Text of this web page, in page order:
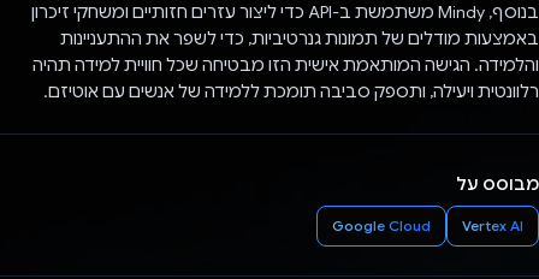
בנוסף, Mindy משתמשת ב-API כדי ליצור עזרים חזותיים ומשחקי זיכרון
באמצעות מודלים של תמונות גנרטיביות, כדי לשפר את ההתעניינות
והלמידה. הגישה המותאמת אישית הזו מבטיחה שכל חוויית למידה תהיה
רלוונטית ויעילה, ותספק סביבה תומכת ללמידה של אנשים עם אוטיזם.
מבוסס על
Vertex AI
Google Cloud